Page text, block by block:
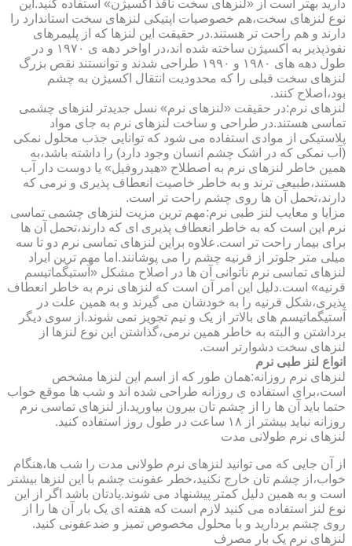
دارید بهتر است از «لنزهای سخت نافذ اکسیژن» استفاده کنید.این
نوع لنزهای سخت،هم خصوصیات اپتیکی لنزهای سخت استاندارد را
دارند و هم راحت تر هستند.در حقیقت این لنزها که از پلیمرهای
نفوذپذیر به اکسیژن ساخته شده اند،در اواخر دهه ی ۱۹۷۰ و در
طول دهه های ۱۹۸۰ و ۱۹۹۰ طراحی شدند و توانستند نقص بزرگ
لنزهای سخت قبلی را که محدودیت انتقال اکسیژن به چشم
بود،اصلاح کنند.
لنزهای نرم:در حقیقت «لنزهای نرم» نسل جدیدتر لنزهای چشمی
تماسی هستند.در طراحی و ساخت لنزهای نرم به جای مواد
پلاستیکی از موادی استفاده می شود که توانایی جذب محلول نمکی
(آب نمکی که در اشک چشم انسان وجود دارد) را داشته باشد،به
همین خاطر لنزهای نرم به اصطلاح «هیدروفیل» یا دوست دار آب
هستند،طبیعی ترند و به خاطر خاصیت انعطاف پذیری و نرمی که
دارند،تحمل آن ها روی چشم راحت تر است.
مزایا و معایب لنز طبی نرم:مهم ترین مزیت لنزهای چشمی تماسی
نرم این است که به خاطر انعطاف پذیری ای که دارند،تحمل آن ها
برای بیمار راحت تر است.علاوه براین لنزهای تماسی نرم دو تا سه
میلی متر جلوتر از قرنیه چشم را می پوشانند.اما مهم ترین ایراد
لنزهای تماسی نرم ناتوانی آن ها در اصلاح مشکل «آستیگماتیسم
قرنیه» است.دلیل این امر آن است که لنزهای نرم به خاطر انعطاف
پذیری،شکل قرنیه را به خودشان می گیرند و به همین علت در
آستیگماتیسم های بالاتر از یک و نیم تجویز نمی شوند.از سوی دیگر
برداشتن و البته به خاطر همین نرمی،گذاشتن این نوع لنزها از
لنزهای سخت دشوارتر است.
انواع لنز طبی نرم
لنزهای نرم روزانه:همان طور که از اسم این لنزها مشخص
است،برای استفاده ی روزانه طراحی شده اند و شب ها موقع خواب
حتما باید آن ها را از چشم تان بیرون بیاورید.از لنزهای تماسی نرم
روزانه نباید بیشتر از ۱۸ ساعت در طول روز استفاده کنید.
لنزهای نرم طولانی مدت
از آن جایی که می توانید لنزهای نرم طولانی مدت را شب ها،هنگام
خواب،از چشم تان خارج نکنید،خطر عفونت چشم با این لنزها بیشتر
است و به همین دلیل کمتر پیشنهاد می شوند.یادتان باشد اگر از این
نوع لنز استفاده می کنید لازم است که هفته ای یک بار آن ها را از
روی چشم بردارید و با محلول مخصوص تمیز و ضدعفونی کنید.
لنزهای نرم یک بار مصرف